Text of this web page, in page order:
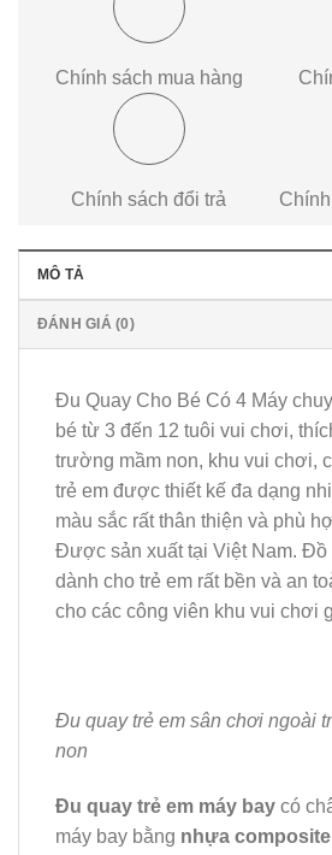
Chính sách mua hàng
Chính sách đổi trả
MÔ TẢ
ĐÁNH GIÁ (0)
Đu Quay Cho Bé Có 4 Máy
bé từ 3 đến 12 tuôi vui chơi,
trường mầm non, khu vui chơi,
trẻ em được thiết kế đa dạng
màu sắc rất thân thiện và phù
Được sản xuất tại Việt Nam.
dành cho trẻ em rất bền và an
cho các công viên khu vui chơi
Đu quay trẻ em sân chơi ngoài
non
Đu quay trẻ em máy bay có
máy bay bằng nhựa composite